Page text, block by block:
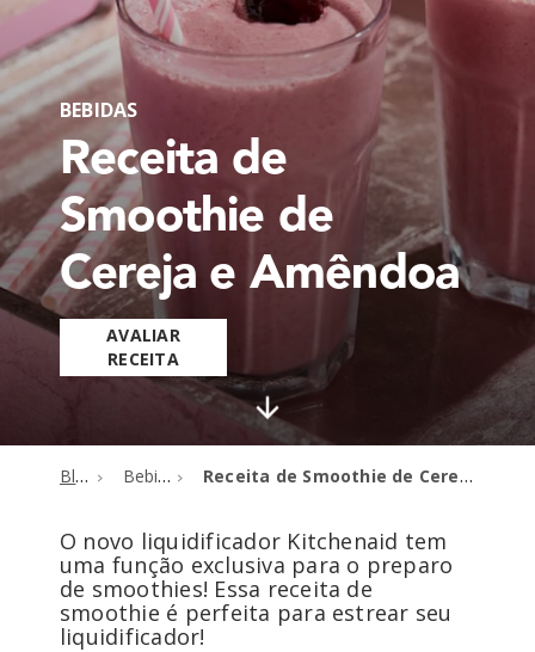
BEBIDAS
Receita de
Smoothie de
Cereja e Amêndoa
AVALIAR
RECEITA
Blog Bebidas Receita de Smoothie de Cereja e Amêndoa
O novo liquidificador Kitchenaid tem
uma função exclusiva para o preparo
de smoothies! Essa receita de
smoothie é perfeita para estrear seu
liquidificador!